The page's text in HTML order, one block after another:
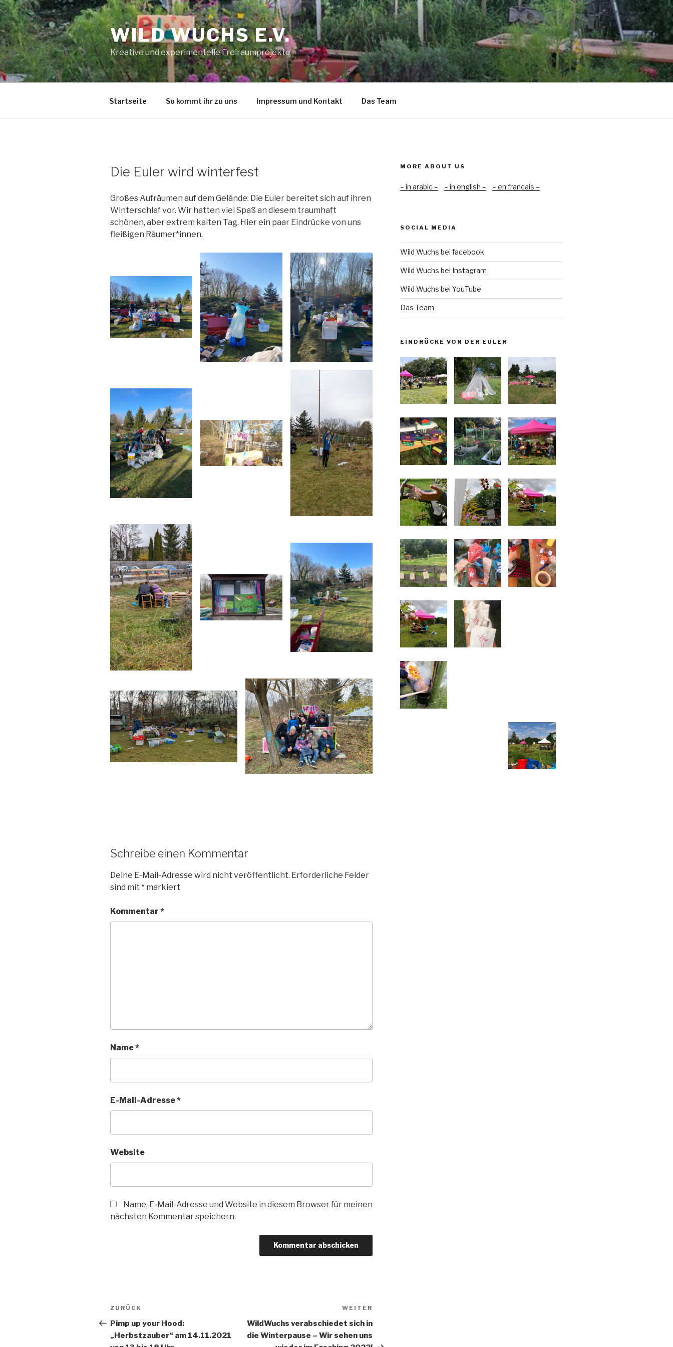
Zum
Inhalt
springen
WILD WUCHS E.V.
Kreative und experimentelle Freiraumprojekte
Startseite So kommt ihr zu uns Impressum und Kontakt Das Team
Die Euler wird winterfest
Großes Aufräumen auf dem Gelände: Die Euler bereitet sich auf ihren
Winterschlaf vor. Wir hatten viel Spaß an diesem traumhaft
schönen, aber extrem kalten Tag. Hier ein paar Eindrücke von uns
fleißigen Räumer*innen.
Schreibe einen Kommentar
Deine E-Mail-Adresse wird nicht veröffentlicht. Erforderliche Felder
sind mit * markiert
Kommentar *
Name*
E-Mail-Adresse*
Website
Name, E-Mail-Adresse und Website in diesem Browser für meinen
nächsten Kommentar speichern.
Beitragsnavigation
Vorheriger
Beitrag
ZURÜCK
Pimp up your Hood:
„Herbstzauber“ am 14.11.2021
Beitrag
WEITER
WildWuchs verabschiedet sich in
die Winterpause – Wir sehen uns
MORE ABOUT US
– in arabic – – in english – – en francais –
SOCIAL MEDIA
Wild Wuchs bei facebook
Wild Wuchs bei Instagram
Wild Wuchs bei YouTube
Das Team
EINDRÜCKE VON DER EULER